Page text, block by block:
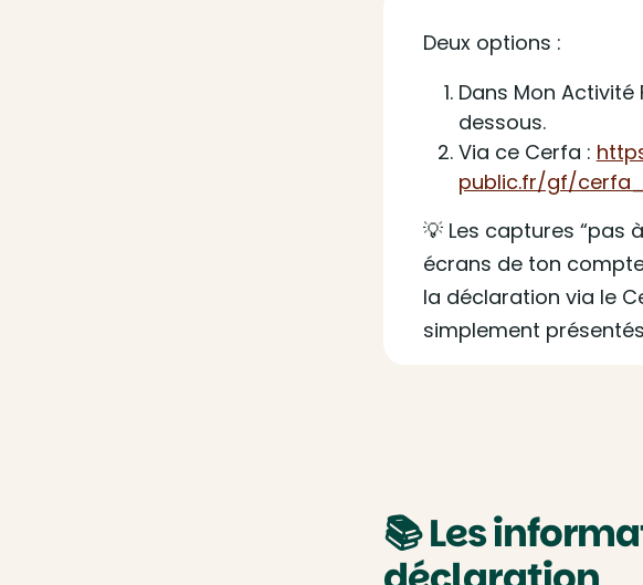
Deux options :
Dans Mon
dessous.
Via ce Cerfa :
public.fr/gf/
💡 Les captures “pas
écrans de ton
la déclaration via le
simplement
📚 Les